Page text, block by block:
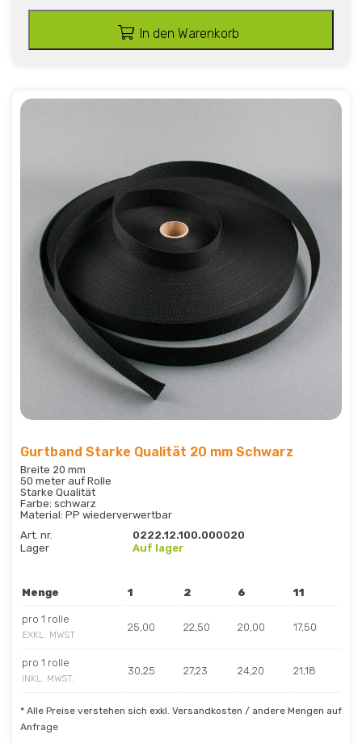
In den Warenkorb
Gurtband Starke Qualität 20 mm Schwarz
Breite 20 mm
50 meter auf Rolle
Starke Qualität
Farbe: schwarz
Material: PP wiederverwertbar
Art. nr.
0222.12.100.000020
Lager
Auf lager
Menge 1 2 6 11
pro 1 rolle
EXKL. MWST
25,00 22,50 20,00 17,50
pro 1 rolle
INKL. MWST.
30,25 27,23 24,20 21,18
* Alle Preise verstehen sich exkl. Versandkosten / andere Mengen auf
Anfrage